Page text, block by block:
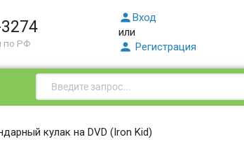
по РФ
Вход
или
 Регистрация
кулак на DVD (Iron Kid)